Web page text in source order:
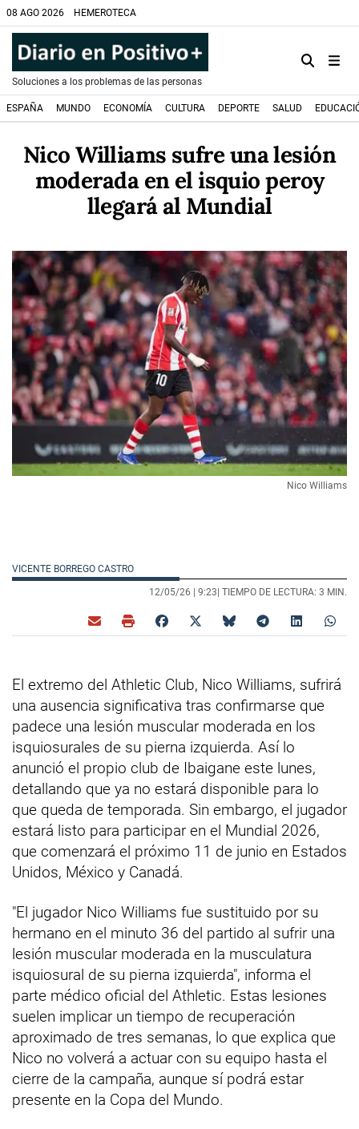
08 AGO 2026 HEMEROTECA
Soluciones a los problemas de las personas
ESPAÑA MUNDO ECONOMÍA CULTURA DEPORTE SALUD
Nico Williams sufre una lesión
moderada en el isquio peroy
llegará al Mundial
Nico Williams
VICENTE BORREGO CASTRO
12/05/26 | 9:23| TIEMPO DE LECTURA: 3 MIN.
El extremo del Athletic Club, Nico Williams, sufrirá
una ausencia significativa tras confirmarse que
padece una lesión muscular moderada en los
isquiosurales de su pierna izquierda. Así lo
anunció el propio club de Ibaigane este lunes,
detallando que ya no estará disponible para lo
que queda de temporada. Sin embargo, el jugador
estará listo para participar en el Mundial 2026,
que comenzará el próximo 11 de junio en Estados
Unidos, México y Canadá.
"El jugador Nico Williams fue sustituido por su
hermano en el minuto 36 del partido al sufrir una
lesión muscular moderada en la musculatura
isquiosural de su pierna izquierda", informa el
parte médico oficial del Athletic. Estas lesiones
suelen implicar un tiempo de recuperación
aproximado de tres semanas, lo que explica que
Nico no volverá a actuar con su equipo hasta el
cierre de la campaña, aunque sí podrá estar
presente en la Copa del Mundo.